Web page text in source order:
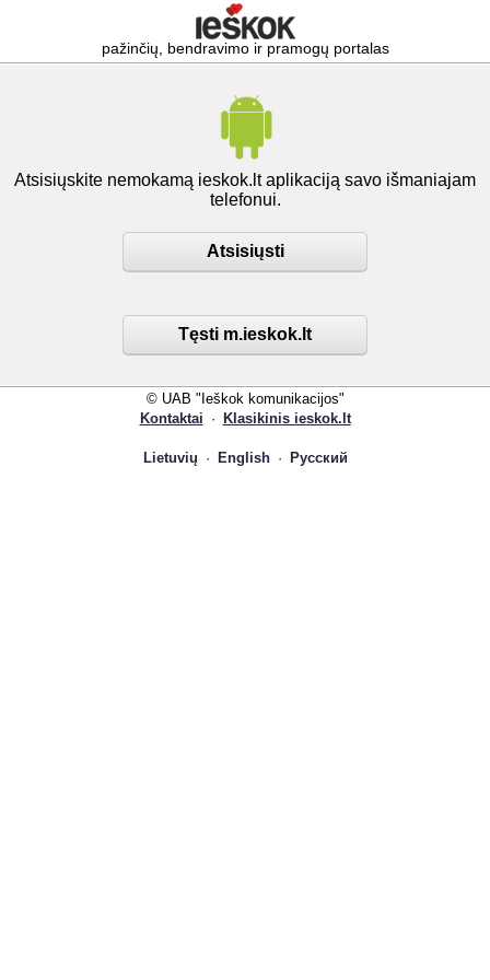
pažinčių, bendravimo ir pramogų portalas
Atsisiųskite nemokamą ieskok.lt aplikaciją savo išmaniajam
telefonui.
Atsisiųsti
Tęsti m.ieskok.lt
© UAB "Ieškok komunikacijos"
Kontaktai · Klasikinis ieskok.lt
Lietuvių · English · Русский